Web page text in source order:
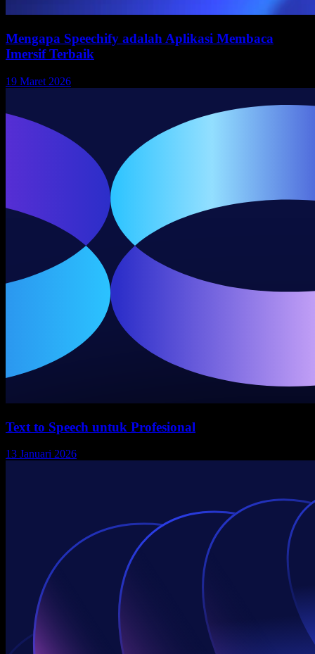
Mengapa Speechify adalah Aplikasi Membaca
Imersif Terbaik
19 Maret 2026
Text to Speech untuk Profesional
13 Januari 2026